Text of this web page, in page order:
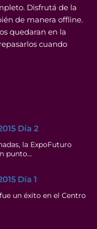
Disfrutá de la
de manera offline.
quedaran en la
cuando
Día 2
la ExpoFuturo
punto…
Día 1
un éxito en el Centro